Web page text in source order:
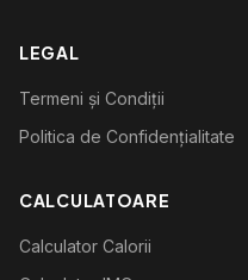
LEGAL
Termeni și Condiții
Politica de Confidențialitate
CALCULATOARE
Calculator Calorii